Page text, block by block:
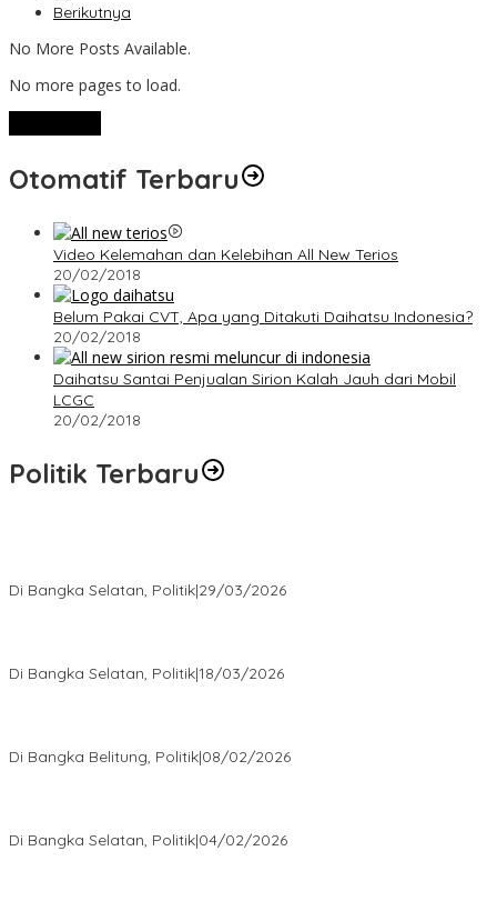
Berikutnya
No More Posts Available.
No more pages to load.
Otomatif Terbaru
Video Kelemahan dan Kelebihan All New Terios
20/02/2018
Belum Pakai CVT, Apa yang Ditakuti Daihatsu Indonesia?
20/02/2018
Daihatsu Santai Penjualan Sirion Kalah Jauh dari Mobil
LCGC
20/02/2018
Politik Terbaru
Di Bangka Selatan, Politik|29/03/2026
Di Bangka Selatan, Politik|18/03/2026
Di Bangka Belitung, Politik|08/02/2026
Di Bangka Selatan, Politik|04/02/2026